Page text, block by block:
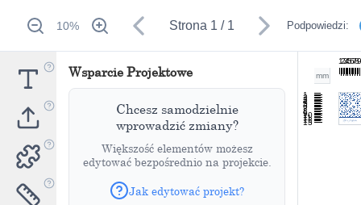
10% Strona 1 / 1 Podpowiedzi:
Wsparcie Projektowe
Chcesz samodzielnie
wprowadzić zmiany?
Większość elementów możesz
edytować bezpośrednio na projekcie.
Jak edytować projekt?
123456789
1
2
3
4
5
6
7
8
9
10
11
12
13
mm